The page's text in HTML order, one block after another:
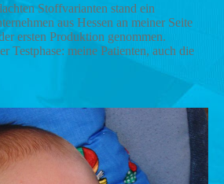
Stoffvarianten stand ein
aus Hessen an meiner Seite
ersten Produktion genommen.
Testphase: meine Patienten, auch die